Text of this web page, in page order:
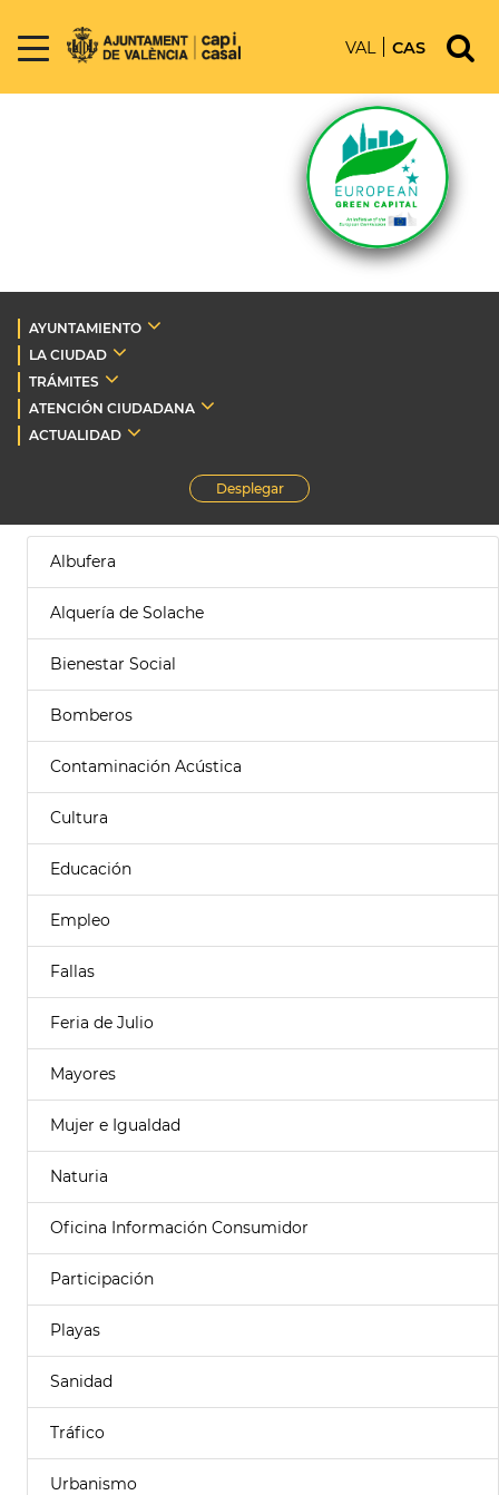
VAL CAS
AYUNTAMIENTO
LA CIUDAD
TRÁMITES
ATENCIÓN CIUDADANA
ACTUALIDAD
Desplegar
Albufera
Alquería de Solache
Bienestar Social
Bomberos
Contaminación Acústica
Cultura
Educación
Empleo
Fallas
Feria de Julio
Mayores
Mujer e Igualdad
Naturia
Oficina Información Consumidor
Participación
Playas
Sanidad
Tráfico
Urbanismo